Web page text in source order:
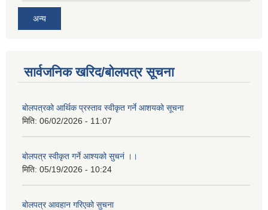
अन्य
सार्वजनिक खरिद/बोलपत्र सूचना
बोलपत्रको आर्थिक प्रस्ताव स्वीकृत गर्ने आशयको सूचना
मिति: 06/02/2026 - 11:07
बोलपत्र स्वीकृत गर्ने आश्यको सुचनं ।।
मिति: 05/19/2026 - 10:24
बोलपत्र आवहान गरिएको सुचना